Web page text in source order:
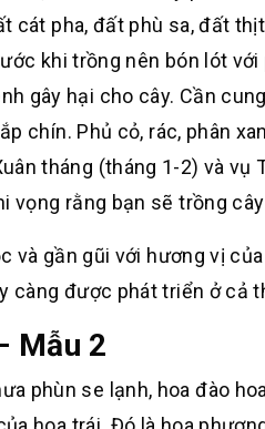
cát pha, đất phù sa, đất
khi trồng nên bón lót
gây hại cho cây. Cần
chín. Phủ cỏ, rác, phân
tháng (tháng 1-2) và vụ
vọng rằng bạn sẽ trồng
và gần gũi với hương vị
càng được phát triển ở cả
Mẫu 2
phùn se lạnh, hoa đào